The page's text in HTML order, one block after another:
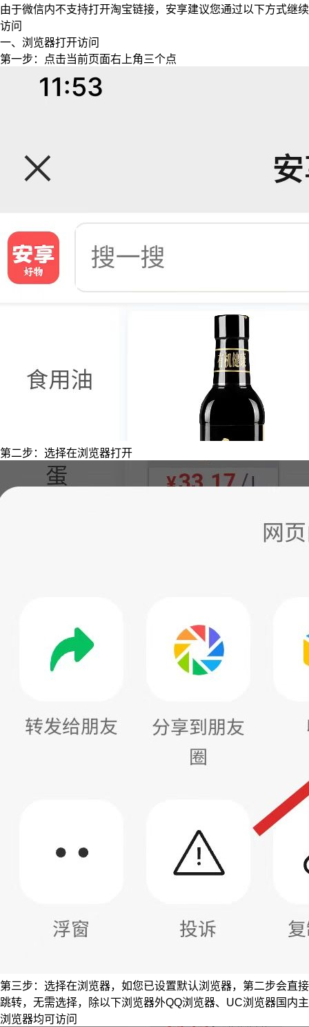
由于微信内不支持打开淘宝链接，安享建议您通过以下方式继续
访问
一、浏览器打开访问
第一步：点击当前页面右上角三个点
第二步：选择在浏览器打开
第三步：选择在浏览器，如您已设置默认浏览器，第二步会直接
跳转，无需选择，除以下浏览器外QQ浏览器、UC浏览器国内主
浏览器均可访问